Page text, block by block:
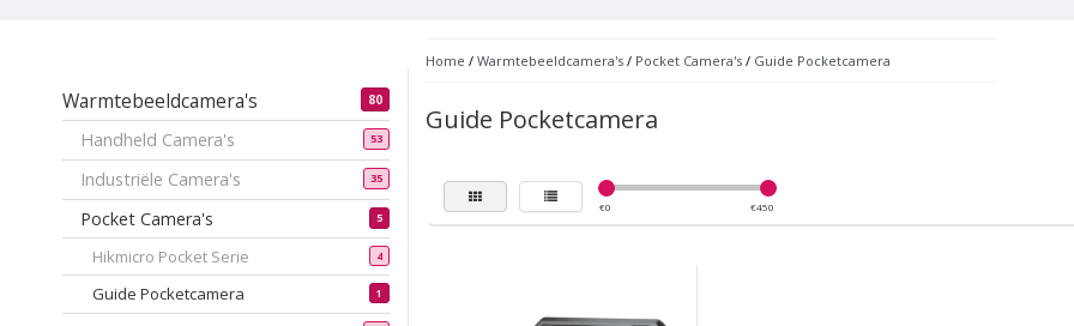
Warmtebeeldcamera's 80
Handheld Camera's 53
Industriële Camera's 35
Pocket Camera's 5
Hikmicro Pocket Serie 4
Guide Pocketcamera 1
Home / Warmtebeeldcamera's/ Pocket Camera's/ Guide Pocketcamera
Guide Pocketcamera
€0 €450